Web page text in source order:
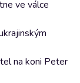
ve válce
na koni Peter